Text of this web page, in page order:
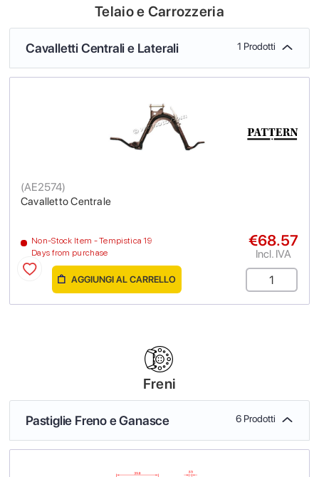
Telaio e Carrozzeria
Cavalletti Centrali e Laterali 1 Prodotti
Cavalletto Centrale
(AE2574)
Non-Stock Item - Tempistica 19
Days from purchase
€68.57
Incl. IVA
AGGIUNGI AL CARRELLO
Freni
Pastiglie Freno e Ganasce 6 Prodotti